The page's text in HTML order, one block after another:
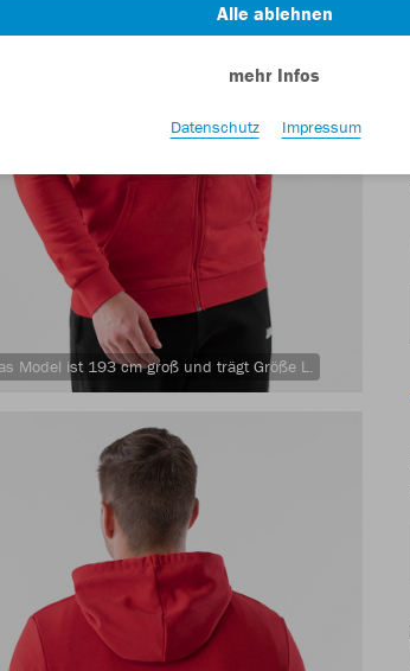
Model ist 193 cm groß und trägt Größe L.
Alle ablehnen
mehr Infos
Datenschutz Impressum